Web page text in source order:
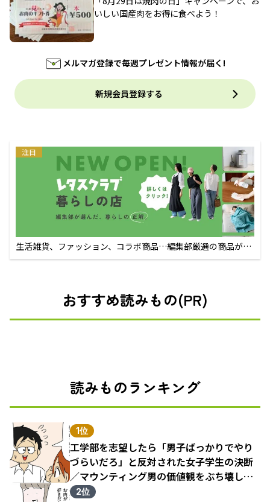
いしい国産肉をお得に食べよう！
メルマガ登録で毎週プレゼント情報が届く!
新規会員登録する
注目
生活雑貨、ファッション、コラボ商品…編集部厳選の商品が買
えるECサイト
おすすめ読みもの(PR)
読みものランキング
1位
工学部を志望したら「男子ばっかりでやり
づらいだろ」と反対された女子学生の決断
／マウンティング男の価値観をぶち壊した
結果（1）
2位